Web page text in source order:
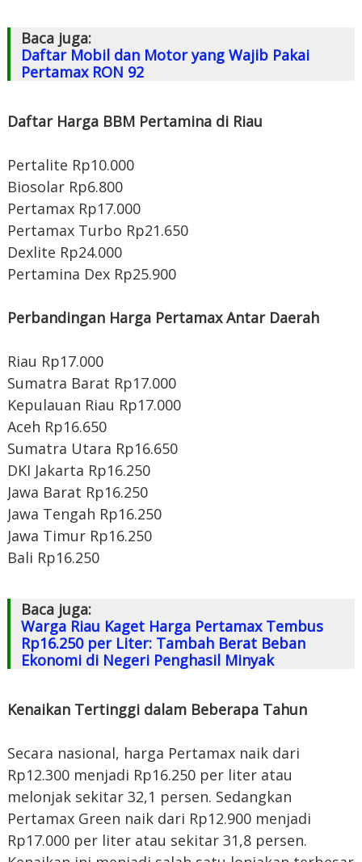
Baca juga:
Daftar Mobil dan Motor yang Wajib Pakai
Pertamax RON 92
Daftar Harga BBM Pertamina di Riau
Pertalite Rp10.000
Biosolar Rp6.800
Pertamax Rp17.000
Pertamax Turbo Rp21.650
Dexlite Rp24.000
Pertamina Dex Rp25.900
Perbandingan Harga Pertamax Antar Daerah
Riau Rp17.000
Sumatra Barat Rp17.000
Kepulauan Riau Rp17.000
Aceh Rp16.650
Sumatra Utara Rp16.650
DKI Jakarta Rp16.250
Jawa Barat Rp16.250
Jawa Tengah Rp16.250
Jawa Timur Rp16.250
Bali Rp16.250
Baca juga:
Warga Riau Kaget Harga Pertamax Tembus
Rp16.250 per Liter: Tambah Berat Beban
Ekonomi di Negeri Penghasil Minyak
Kenaikan Tertinggi dalam Beberapa Tahun
Secara nasional, harga Pertamax naik dari
Rp12.300 menjadi Rp16.250 per liter atau
melonjak sekitar 32,1 persen. Sedangkan
Pertamax Green naik dari Rp12.900 menjadi
Rp17.000 per liter atau sekitar 31,8 persen.